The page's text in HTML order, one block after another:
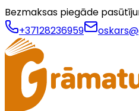
Bezmaksas piegāde
+37128236959